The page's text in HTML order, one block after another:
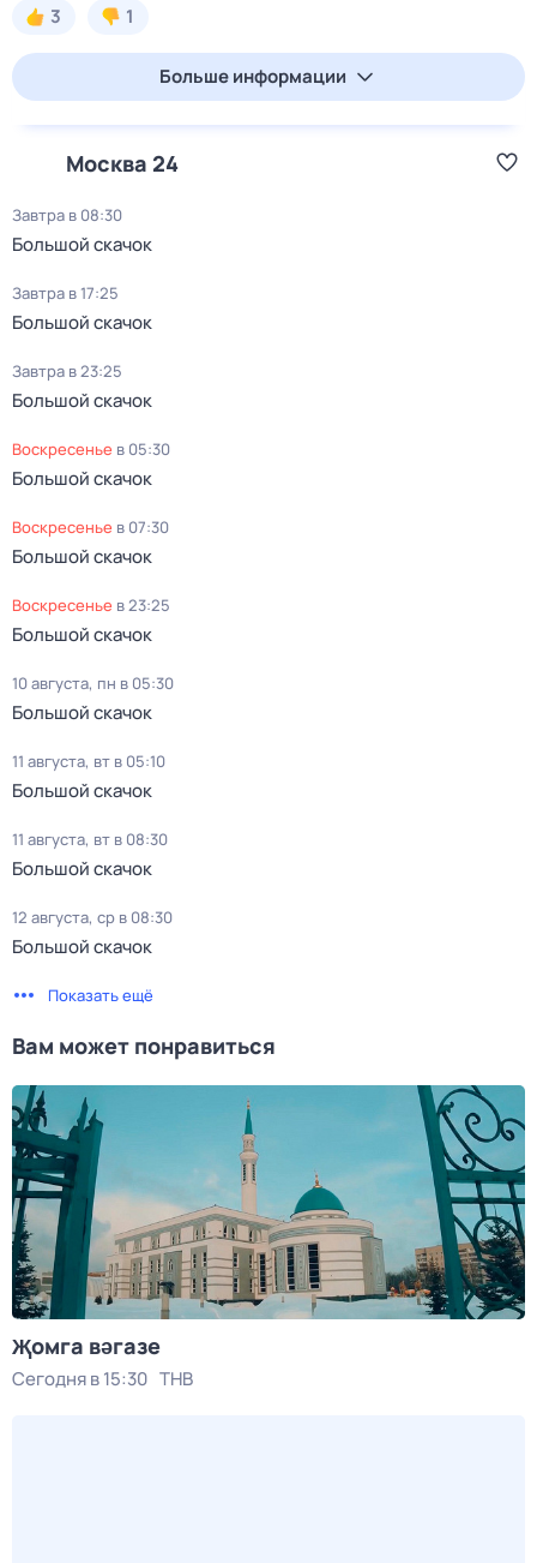
3 1
Больше информации
Москва 24
Завтра в 08:30
Большой скачок
Завтра в 17:25
Большой скачок
Завтра в 23:25
Большой скачок
воскресенье в 05:30
Большой скачок
воскресенье в 07:30
Большой скачок
воскресенье в23:25
Большой скачок
10 августа, пн в 05:30
Большой скачок
11 августа, вт в 05:10
Большой скачок
11 августа, вт в 08:30
Большой скачок
12 августа, ср в 08:30
Большой скачок
Показать ещё
Вам может понравиться
Җомга вәгазе
Сегодня в 15:30 ТНВ